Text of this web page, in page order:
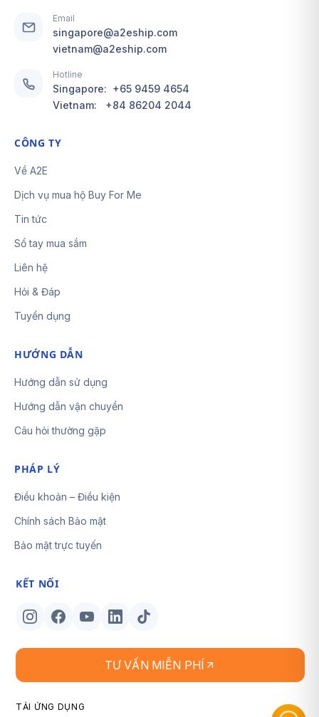
Email
singapore@a2eship.com
vietnam@a2eship.com
Hotline
Singapore: +65 9459 4654
Vietnam: +84 86204 2044
CÔNG TY
Về A2E
Dịch vụ mua hộ Buy For Me
Tin tức
Sổ tay mua sắm
Liên hệ
Hỏi & Đáp
Tuyển dụng
HƯỚNG DẪN
Hướng dẫn sử dụng
Hướng dẫn vận chuyển
Câu hỏi thường gặp
PHÁP LÝ
Điều khoản – Điều kiện
Chính sách Bảo mật
Bảo mật trực tuyến
KẾT NỐI
TƯ VẤN MIỄN PHÍ
TẢI ỨNG DỤNG